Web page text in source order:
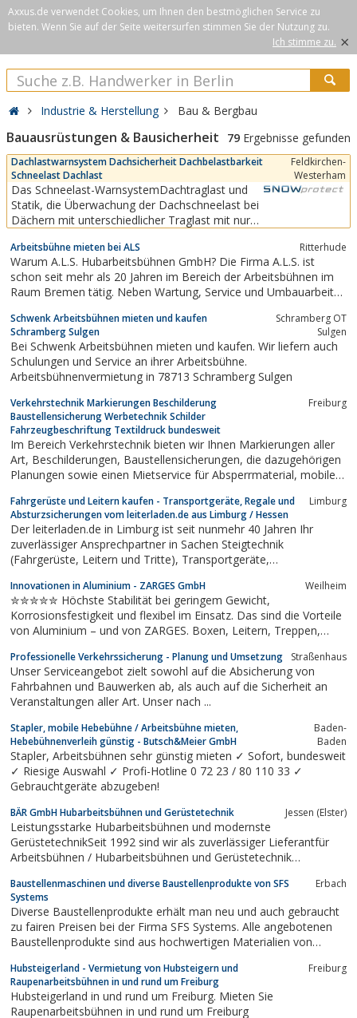
Axxus.de verwendet Cookies, um Ihnen den bestmöglichen Service zu
bieten. Wenn Sie auf der Seite weitersurfen stimmen Sie der Nutzung zu.
Ich stimme zu. ×
Industrie & Herstellung Bau & Bergbau
Bauausrüstungen & Bausicherheit 79 Ergebnisse gefunden
Dachlastwarnsystem Dachsicherheit Dachbelastbarkeit
Schneelast Dachlast
Feldkirchen-
Westerham
Das Schneelast-WarnsystemDachtraglast und
Statik, die Überwachung der Dachschneelast bei
Dächern mit unterschiedlicher Traglast mit nur
Dachbereiche haben auf unterschiedlichen
Flächen oft eigene Traglasten und damit auch
spezifische Belastungsgrenzwerte.Mit
SNOWprotect-Systemen...
Arbeitsbühne mieten bei ALS Ritterhude
Warum A.L.S. Hubarbeitsbühnen GmbH? Die Firma A.L.S. ist
schon seit mehr als 20 Jahren im Bereich der Arbeitsbühnen im
Raum Bremen tätig. Neben Wartung, Service und Umbauarbeiten
Hubarbeitsbühnen an. Unser Service reicht vom
Werkstattservice bis hin zum Vor-Ort-Service,...
Schwenk Arbeitsbühnen mieten und kaufen
Schramberg Sulgen
Schramberg OT
Sulgen
Bei Schwenk Arbeitsbühnen mieten und kaufen. Wir liefern auch
Schulungen und Service an ihrer Arbeitsbühne.
Arbeitsbühnenvermietung in 78713 Schramberg Sulgen
Verkehrstechnik Markierungen Beschilderung
Baustellensicherung Werbetechnik Schilder
Fahrzeugbeschriftung Textildruck bundesweit
Freiburg
Im Bereich Verkehrstechnik bieten wir Ihnen Markierungen aller
Art, Beschilderungen, Baustellensicherungen, die dazugehörigen
Planungen sowie einen Mietservice für Absperrmaterial, mobile
an.Unsere Werbetechnikabteilung produziert Ihnen alle Arten von
Schildern,...
Fahrgerüste und Leitern kaufen - Transportgeräte, Regale und
Absturzsicherungen vom leiterladen.de aus Limburg / Hessen
Limburg
Der leiterladen.de in Limburg ist seit nunmehr 40 Jahren Ihr
zuverlässiger Ansprechpartner in Sachen Steigtechnik
(Fahrgerüste, Leitern und Tritte), Transportgeräte,
Innovationen in Aluminium - ZARGES GmbH Weilheim
✮✮✮✮✮ Höchste Stabilität bei geringem Gewicht,
Korrosionsfestigkeit und flexibel im Einsatz. Das sind die Vorteile
von Aluminium – und von ZARGES. Boxen, Leitern, Treppen,
Handel, Handwerk, Gewerbe oder Privat.
Professionelle Verkehrssicherung - Planung und Umsetzung Straßenhaus
Unser Serviceangebot zielt sowohl auf die Absicherung von
Fahrbahnen und Bauwerken ab, als auch auf die Sicherheit an
Veranstaltungen aller Art. Unser nach ...
Stapler, mobile Hebebühne / Arbeitsbühne mieten,
Hebebühnenverleih günstig - Butsch&Meier GmbH
Baden-
Baden
Stapler, Arbeitsbühnen sehr günstig mieten ✓ Sofort, bundesweit
✓ Riesige Auswahl ✓ Profi-Hotline 0 72 23 / 80 110 33 ✓
Gebrauchtgeräte abzugeben!
BÄR GmbH Hubarbeitsbühnen und Gerüstetechnik Jessen (Elster)
Leistungsstarke Hubarbeitsbühnen und modernste
GerüstetechnikSeit 1992 sind wir als zuverlässiger Lieferantfür
Arbeitsbühnen / Hubarbeitsbühnen und Gerüstetechnik
Zugangstechnik im Industriebereichund ein umfassender
Service.Unsere Dienstleistungen umfassen...
Baustellenmaschinen und diverse Baustellenprodukte von SFS
Systems
Erbach
Diverse Baustellenprodukte erhält man neu und auch gebraucht
zu fairen Preisen bei der Firma SFS Systems. Alle angebotenen
Baustellenprodukte sind aus hochwertigen Materialien von
Systems eine gute produktbezogene Beratung zu allen
Maschinen.
Hubsteigerland - Vermietung von Hubsteigern und
Raupenarbeitsbühnen in und rund um Freiburg
Freiburg
Hubsteigerland in und rund um Freiburg. Mieten Sie
Raupenarbeitsbühnen in und rund um Freiburg